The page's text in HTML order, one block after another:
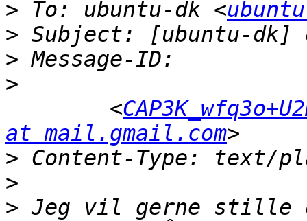
> To: ubuntu-dk <
>
>
>
<
at mail.gmail.com
>
>
> Jeg vil gerne stille